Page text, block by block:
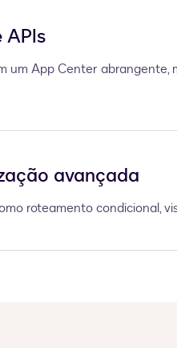
APIs
um App Center
avançada
roteamento condicional,